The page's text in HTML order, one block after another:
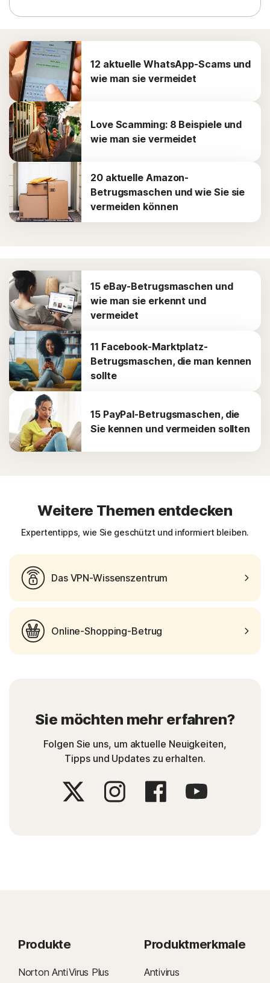
12 aktuelle WhatsApp-Scams und
wie man sie vermeidet
Love Scamming: 8 Beispiele und
wie man sie vermeidet
20 aktuelle Amazon-
Betrugsmaschen und wie Sie sie
vermeiden können
15 eBay-Betrugsmaschen und
wie man sie erkennt und
vermeidet
11 Facebook-Marktplatz-
Betrugsmaschen, die man kennen
sollte
15 PayPal-Betrugsmaschen, die
Sie kennen und vermeiden sollten
Weitere Themen entdecken
Expertentipps, wie Sie geschützt und informiert bleiben.
Das VPN-Wissenszentrum
Online-Shopping-Betrug
Sie möchten mehr erfahren?
Folgen Sie uns, um aktuelle Neuigkeiten,
Tipps und Updates zu erhalten.
Produkte
Norton AntiVirus Plus
Produktmerkmale
Antivirus